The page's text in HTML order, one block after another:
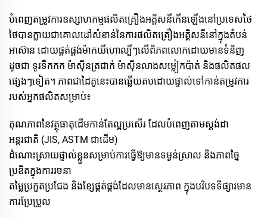
បំពេញតម្រូវការ​ឧស្សាហកម្ម​ផលិត​គ្រឿង​អគ្គិសនី​កើន​ឡើង​នៅ​ប្រទេស​ថៃ
ថៃបានក្លាយជាគោលដៅសំខាន់នៃការផលិតគ្រឿងអគ្គិសនី​នៅក្នុងតំបន់
អាស៊ាន ដោយផ្គត់ផ្គង់ម៉ាកយីហោល្បីៗលើពិភពលោកដោយមានទំនិញ
ដូចជា ទូរទឹកកក ម៉ាស៊ីនត្រជាក់ ម៉ាស៊ីនលាងសម្លៀកប៉ាត់ និងផលិតផល
ផ្សេងៗទៀត។ ភាពជាដៃគូនេះបានឆ្លើយតបដោយផ្ទាល់ទៅកាន់តម្រូវការ
របស់អ្នកផលិតសម្រាប់៖
គុណភាពនៃវត្ថុធាតុដើមកាន់តែល្អប្រសើរ ដែលបំពេញតាមស្តង់ដា
អន្តរជាតិ (JIS, ASTM ជាដើម)
ដំណោះស្រាយផ្ទាល់ខ្លួនសម្រាប់ការធ្វើឱ្យមាន​ទម្ងន់ស្រាល និងភាពច្នៃ
ប្រឌិតក្នុងការរចនា
តម្លៃប្រកួតប្រជែង និងខ្សែផ្គត់ផ្គង់ដែលមានស្ថេរភាព ក្នុងបរិបទទីផ្សារមាន
ការប្រែប្រួល